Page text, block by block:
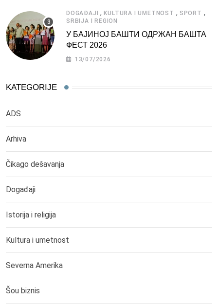
DOGAĐAJI ,KULTURA I UMETNOST , SPORT ,
SRBIJA I REGION
У БАЈИНОЈ БАШТИ ОДРЖАН БАШТА
ФЕСТ 2026
13/07/2026
KATEGORIJE
ADS
Arhiva
Čikago dešavanja
Događaji
Istorija i religija
Kultura i umetnost
Severna Amerika
Šou biznis